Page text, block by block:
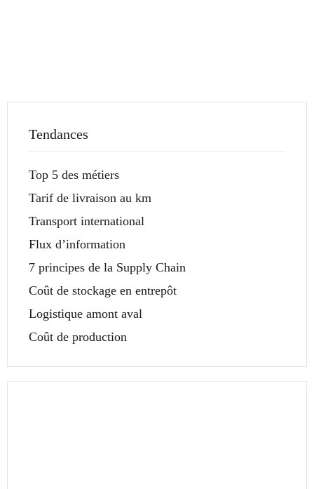
Tendances
Top 5 des métiers
Tarif de livraison au km
Transport international
Flux d’information
7 principes de la Supply Chain
Coût de stockage en entrepôt
Logistique amont aval
Coût de production